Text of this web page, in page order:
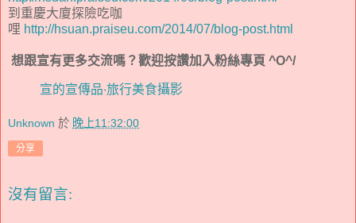
到重慶大廈探險吃咖
哩 http://hsuan.praiseu.com/2014/07/blog-post.html
想跟宣有更多交流嗎？歡迎按讚加入粉絲專頁 ^O^/
宣的宣傳品‧旅行美食攝影
Unknown 於 晚上11:32:00
分享
沒有留言: